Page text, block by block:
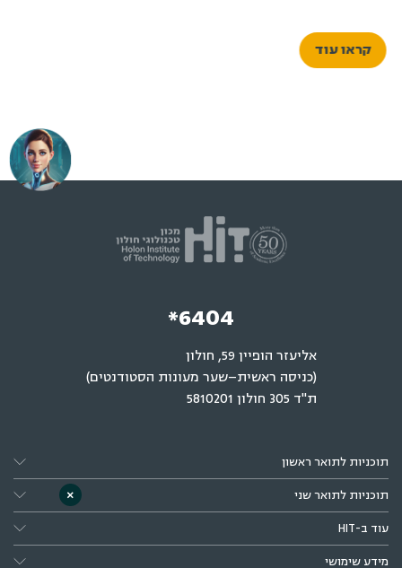
קראו עוד
*6404
אליעזר הופיין 59, חולון
(כניסה ראשית–שער מעונות הסטודנטים)
ת"ד 305 חולון 5810201
תוכניות לתואר ראשון
תוכניות לתואר שני
עוד ב-HIT
מידע שימושי
×